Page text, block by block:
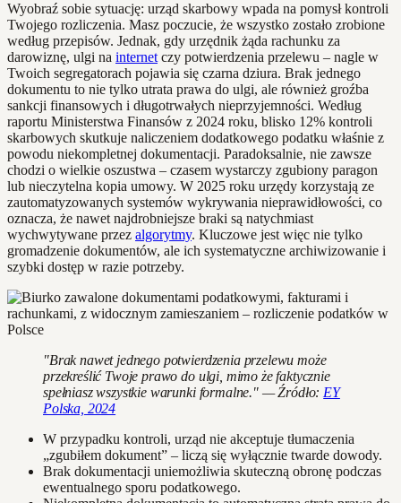
Wyobraź sobie sytuację: urząd skarbowy wpada na pomysł kontroli
Twojego rozliczenia. Masz poczucie, że wszystko zostało zrobione
według przepisów. Jednak, gdy urzędnik żąda rachunku za
darowiznę, ulgi na internet czy potwierdzenia przelewu – nagle w
Twoich segregatorach pojawia się czarna dziura. Brak jednego
dokumentu to nie tylko utrata prawa do ulgi, ale również groźba
sankcji finansowych i długotrwałych nieprzyjemności. Według
raportu Ministerstwa Finansów z 2024 roku, blisko 12% kontroli
skarbowych skutkuje naliczeniem dodatkowego podatku właśnie z
powodu niekompletnej dokumentacji. Paradoksalnie, nie zawsze
chodzi o wielkie oszustwa – czasem wystarczy zgubiony paragon
lub nieczytelna kopia umowy. W 2025 roku urzędy korzystają ze
zautomatyzowanych systemów wykrywania nieprawidłowości, co
oznacza, że nawet najdrobniejsze braki są natychmiast
wychwytywane przez algorytmy. Kluczowe jest więc nie tylko
gromadzenie dokumentów, ale ich systematyczne archiwizowanie i
szybki dostęp w razie potrzeby.
"Brak nawet jednego potwierdzenia przelewu może
przekreślić Twoje prawo do ulgi, mimo że faktycznie
spełniasz wszystkie warunki formalne." — Źródło: EY
Polska, 2024
W przypadku kontroli, urząd nie akceptuje tłumaczenia
„zgubiłem dokument” – liczą się wyłącznie twarde dowody.
Brak dokumentacji uniemożliwia skuteczną obronę podczas
ewentualnego sporu podatkowego.